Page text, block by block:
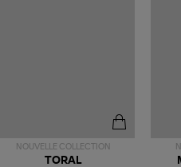
NOUVELLE COLLECTION
TORAL